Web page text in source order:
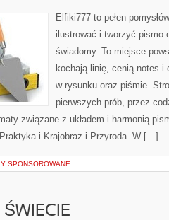
Elfiki777 to pełen
ilustrować i tworzyć pismo
świadomy. To miejsce
kochają linię, cenią notes i
w rysunku oraz piśmie.
pierwszych prób, przez
związane z układem i harmonią
i Krajobraz i Przyroda. W […]
SPONSOROWANE